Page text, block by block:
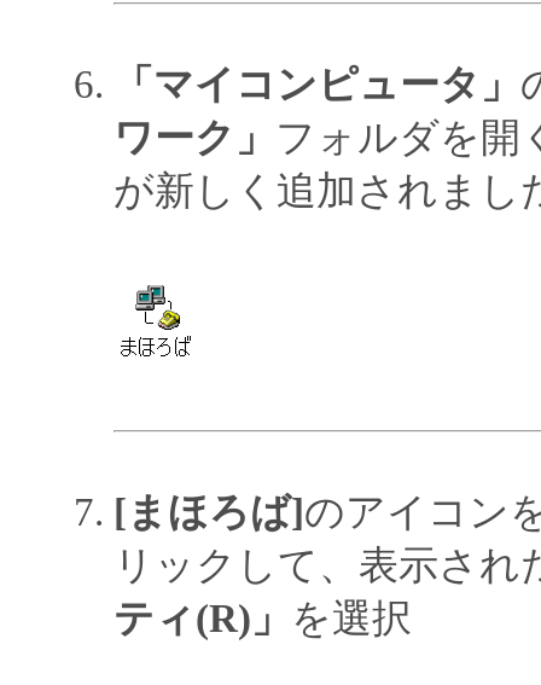
「マイコンピュータ」
ワーク」 フォルダを開
が新しく追加されまし
[まほろば]のアイコン
リックして、表示され
ティ(R)」 を選択